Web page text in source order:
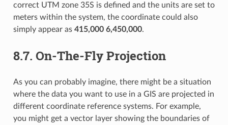
correct UTM zone 35S is defined and the units are set to
meters within the system, the coordinate could also
simply appear as 415,000 6,450,000.
8.7. On-The-Fly Projection
As you can probably imagine, there might be a situation
where the data you want to use in a GIS are projected in
different coordinate reference systems. For example,
you might get a vector layer showing the boundaries of